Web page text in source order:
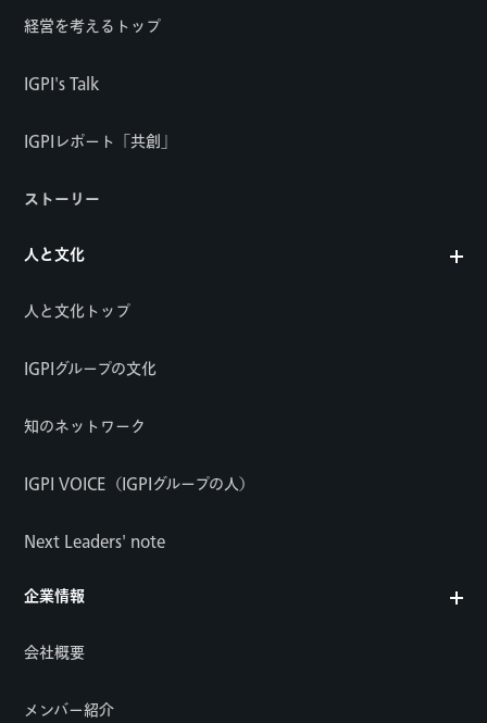
経営を考えるトップ
IGPI's Talk
IGPIレポート「共創」
ストーリー
人と文化
人と文化トップ
IGPIグループの文化
知のネットワーク
IGPI VOICE（IGPIグループの人）
Next Leaders' note
企業情報
会社概要
メンバー紹介